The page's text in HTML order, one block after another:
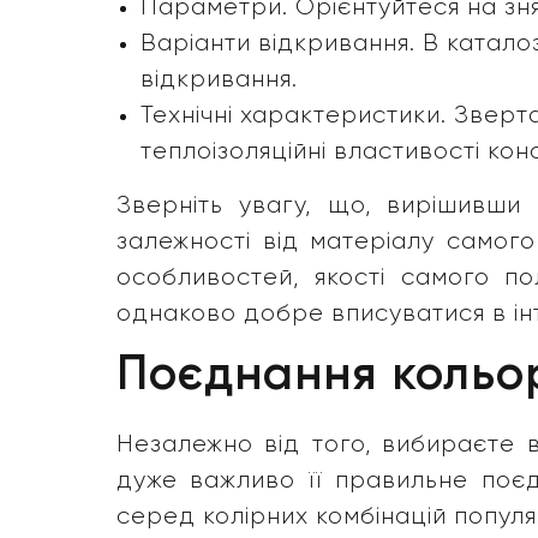
Параметри. Орієнтуйтеся на
Варіанти відкривання. В
відкривання.
Технічні характеристики.
теплоізоляційні властивості
Зверніть увагу, що, вирішивши
залежності від матеріалу
особливостей, якості самого
однаково добре вписуватися в
Поєднання
Незалежно від того, вибираєте
дуже важливо її правильне
серед колірних комбінацій